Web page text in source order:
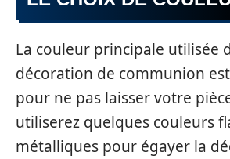
La couleur principale utilisée
décoration de communion
pour ne pas laisser votre
utiliserez quelques couleurs
métalliques pour égayer la